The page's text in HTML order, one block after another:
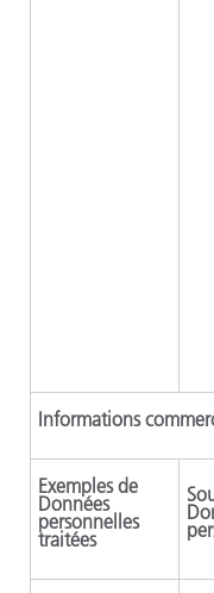
Informations
Exemples de
Données
personnelles
traitées